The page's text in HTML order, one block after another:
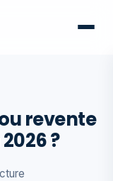
revente
?